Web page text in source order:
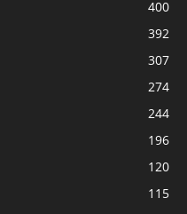
400
392
307
274
244
196
120
115